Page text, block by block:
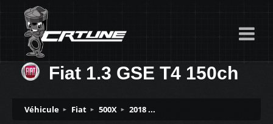
Fiat 1.3 GSE T4 150ch
Véhicule Fiat 500X 2018 ...